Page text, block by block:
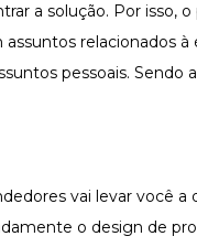
a solução. Por isso,
relacionados
pessoais. Sendo
vai levar você a
o design de